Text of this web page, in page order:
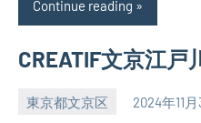
Continue reading
CREATIF文京江戸
東京都文京区 2024年11
SEZIMO